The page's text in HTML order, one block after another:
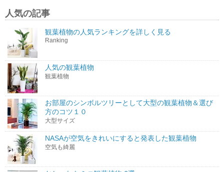
人気の記事
観葉植物の人気ランキングを詳しく見る
Ranking
人気の観葉植物
観葉植物
お部屋のシンボルツリーとして大型の観葉植物＆選び
方のコツ１０
大型サイズ
NASAが空気をきれいにすると発表した観葉植物
空気も綺麗